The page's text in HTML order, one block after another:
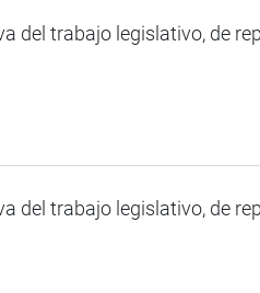
del trabajo legislativo, de
del trabajo legislativo, de